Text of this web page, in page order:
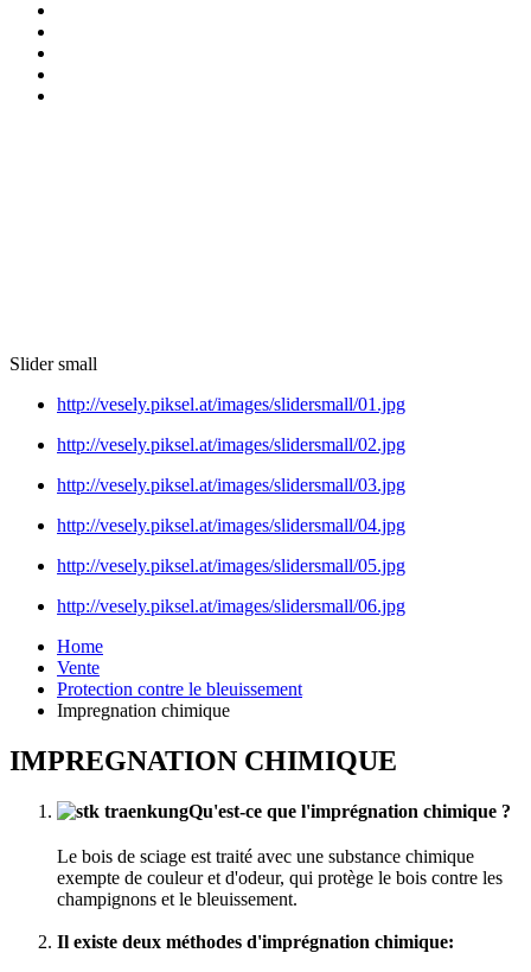
Slider small
http://vesely.piksel.at/images/slidersmall/01.jpg
http://vesely.piksel.at/images/slidersmall/02.jpg
http://vesely.piksel.at/images/slidersmall/03.jpg
http://vesely.piksel.at/images/slidersmall/04.jpg
http://vesely.piksel.at/images/slidersmall/05.jpg
http://vesely.piksel.at/images/slidersmall/06.jpg
Home
Vente
Protection contre le bleuissement
Impregnation chimique
IMPREGNATION CHIMIQUE
Qu'est-ce que l'imprégnation chimique ?
Le bois de sciage est traité avec une substance chimique
exempte de couleur et d'odeur, qui protège le bois contre les
champignons et le bleuissement.
Il existe deux méthodes d'imprégnation chimique: